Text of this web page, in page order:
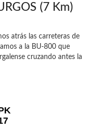
(7 Km)
atrás las carreteras de
a la BU-800 que
cruzando antes la